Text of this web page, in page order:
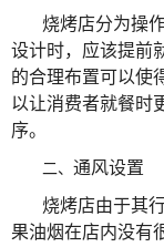
烧烤店分为操
设计时，应该提前
的合理布置可以使
以让消费者就餐时
序。
二、 通风设置
烧烤店由于其
果油烟在店内没有